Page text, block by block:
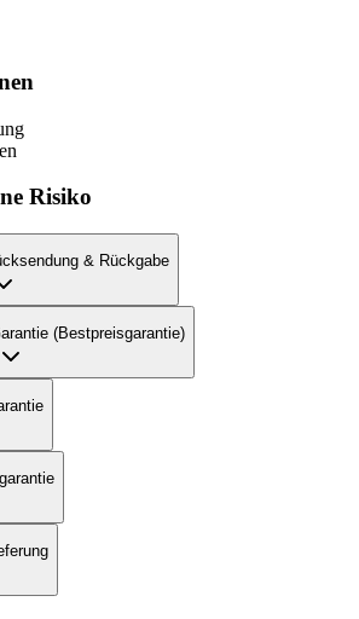
Risiko
& Rückgabe
(Bestpreisgarantie)